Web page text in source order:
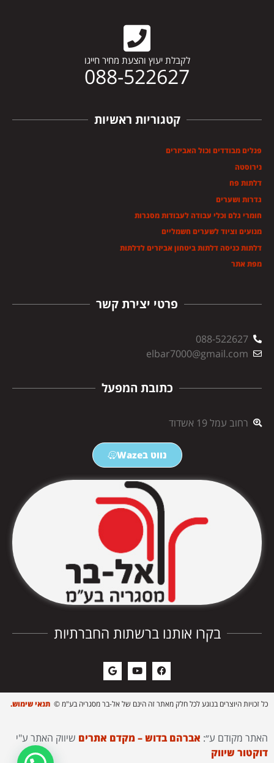
לקבלת יעוץ והצעת מחיר חייגו
088-522627
בקרו אותנו ברשתות החברתיות
פרטי יצירת קשר
088-522627
elbar7000@gmail.com
כתובת המפעל
רחוב עמל 19 אשדוד
נווט בWaze
קטגוריות ראשיות
פנלים מבודדים וכול האביזרים
נירוסטה
דלתות פח
גדרות ושערים
חומרי גלם וכלי עבודה לעבודות מסגרות
מנועים וציוד לשערים חשמליים
דלתות כניסה דלתות ביטחון אביזרים לדלתות
מפת אתר
כל זכויות היוצרים בנוגע לכל חלק מאתר זה הינם של אל-בר מסגריה בע"מ © תנאי שימוש.
האתר מקודם ע״: אברהם בדוש – מקדם אתרים שיווק האתר ע"י
דוקטור שיווק